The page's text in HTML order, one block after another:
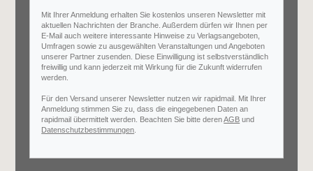
Mit Ihrer Anmeldung erhalten Sie kostenlos unseren Newsletter mit
aktuellen Nachrichten der Branche. Außerdem dürfen wir Ihnen per
E-Mail auch weitere interessante Hinweise zu Verlagsangeboten,
Umfragen sowie zu ausgewählten Veranstaltungen und Angeboten
unserer Partner zusenden. Diese Einwilligung ist selbstverständlich
freiwillig und kann jederzeit mit Wirkung für die Zukunft widerrufen
werden.
Für den Versand unserer Newsletter nutzen wir rapidmail. Mit Ihrer
Anmeldung stimmen Sie zu, dass die eingegebenen Daten an
rapidmail übermittelt werden. Beachten Sie bitte derenAGB und
Datenschutzbestimmungen